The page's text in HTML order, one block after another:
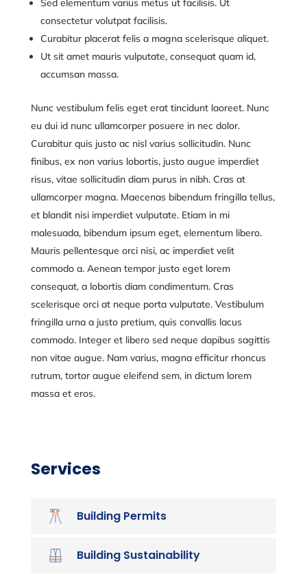
consectetur volutpat facilisis.
Curabitur placerat felis a magna scelerisque aliquet.
Ut sit amet mauris vulputate, consequat quam id,
accumsan massa.
Nunc vestibulum felis eget erat tincidunt laoreet. Nunc
eu dui id nunc ullamcorper posuere in nec dolor.
Curabitur quis justo ac nisl varius sollicitudin. Nunc
finibus, ex non varius lobortis, justo augue imperdiet
risus, vitae sollicitudin diam purus in nibh. Cras at
ullamcorper magna. Maecenas bibendum fringilla tellus,
et blandit nisi imperdiet vulputate. Etiam in mi
malesuada, bibendum ipsum eget, elementum libero.
Mauris pellentesque orci nisi, ac imperdiet velit
commodo a. Aenean tempor justo eget lorem
consequat, a lobortis diam condimentum. Cras
scelerisque orci at neque porta vulputate. Vestibulum
fringilla urna a justo pretium, quis convallis lacus
commodo. Integer et libero sed neque dapibus sagittis
non vitae augue. Nam varius, magna efficitur rhoncus
rutrum, tortor augue eleifend sem, in dictum lorem
massa et eros.
Services
Building Permits
Building Sustainability